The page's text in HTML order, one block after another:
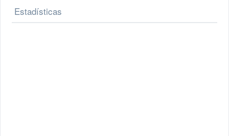
Estadísticas